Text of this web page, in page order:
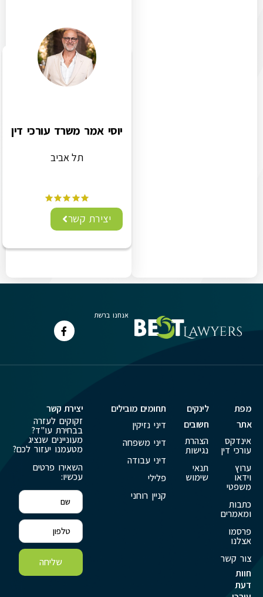
יוסי אמר משרד עורכי דין
תל אביב
יצירת קשר
אנחנו ברשת
מפת
אתר
אינדקס
עורכי דין
ערוץ
וידאו
משפטי
כתבות
ומאמרים
פרסמו
אצלנו
צור קשר
חוות
דעת
לינקים
חשובים
הצהרת
נגישות
תנאי
שימוש
תחומים מובילים
דיני נזיקין
דיני משפחה
דיני עבודה
פלילי
קניין רוחני
יצירת קשר
זקוקים לעזרה
בבחירת עו"ד?
מעוניינים שנציג
מטעמנו יעזור לכם?
השאירו פרטים
עכשיו:
שליחה